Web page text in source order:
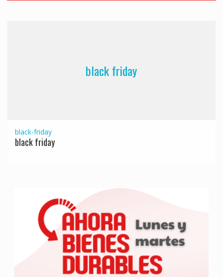
black friday
black-friday
black friday